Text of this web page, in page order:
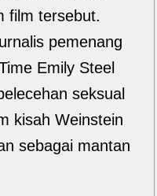
film tersebut.
pemenang
Emily Steel
seksual
kisah Weinstein
sebagai mantan